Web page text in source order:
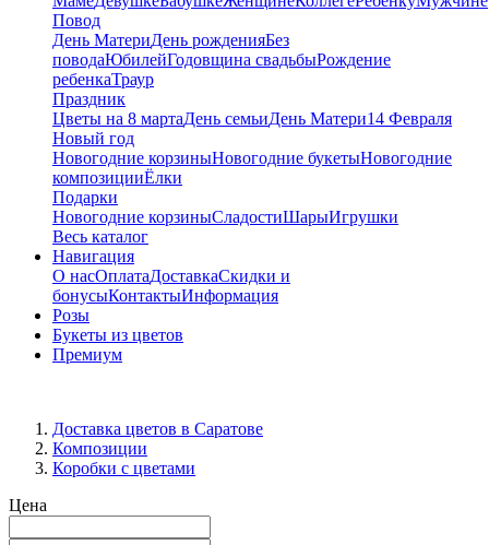
Повод
День МатериДень рожденияБез
поводаЮбилейГодовщина свадьбыРождение
ребенкаТраур
Праздник
Цветы на 8 мартаДень семьиДень Матери14 Февраля
Новый год
Новогодние корзиныНовогодние букетыНовогодние
композицииЁлки
Подарки
Новогодние корзиныСладостиШарыИгрушки
Весь каталог
Навигация
О насОплатаДоставкаСкидки и
бонусыКонтактыИнформация
Розы
Букеты из цветов
Премиум
Доставка цветов в Саратове
Композиции
Коробки с цветами
Цена